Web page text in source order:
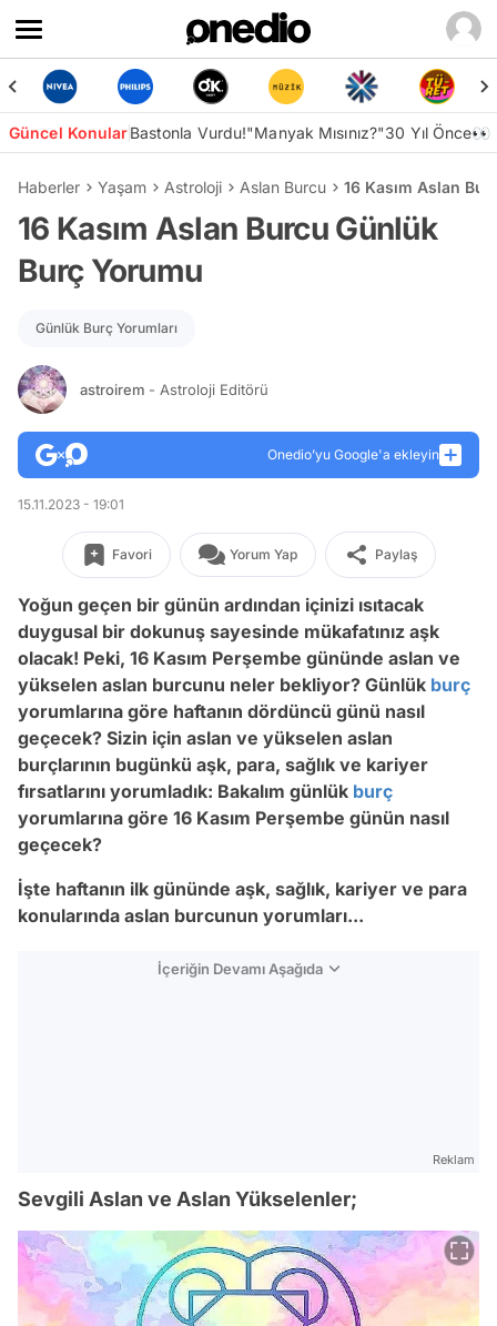
Güncel KonularBastonla Vurdu!"Manyak Mısınız?"30 Yıl Önce👀
Haberler Yaşam Astroloji Aslan Burcu 16 Kasım Aslan
16 Kasım Aslan Burcu Günlük
Burç Yorumu
Günlük Burç Yorumları
astroirem - Astroloji Editörü
Onedio’yu Google'a ekleyin
15.11.2023 - 19:01
Favori Yorum Yap Paylaş
Yoğun geçen bir günün ardından içinizi ısıtacak
duygusal bir dokunuş sayesinde mükafatınız aşk
olacak! Peki, 16 Kasım Perşembe gününde aslan ve
yükselen aslan burcunu neler bekliyor? Günlük burç
yorumlarına göre haftanın dördüncü günü nasıl
geçecek? Sizin için aslan ve yükselen aslan
burçlarının bugünkü aşk, para, sağlık ve kariyer
fırsatlarını yorumladık: Bakalım günlük burç
yorumlarına göre 16 Kasım Perşembe günün nasıl
geçecek?
İşte haftanın ilk gününde aşk, sağlık, kariyer ve para
konularında aslan burcunun yorumları...
İçeriğin Devamı Aşağıda
Reklam
Sevgili Aslan ve Aslan Yükselenler;